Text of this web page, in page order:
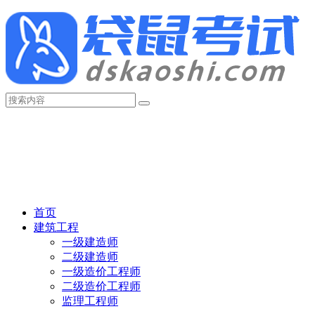
首页
建筑工程
一级建造师
二级建造师
一级造价工程师
二级造价工程师
监理工程师